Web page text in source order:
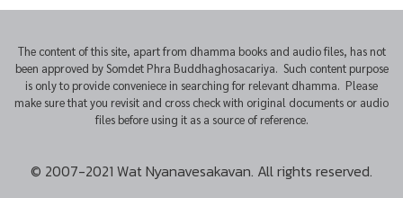
The content of this site, apart from dhamma books and audio files, has not
been approved by Somdet Phra Buddhaghosacariya. Such content purpose
is only to provide conveniece in searching for relevant dhamma. Please
make sure that you revisit and cross check with original documents or audio
files before using it as a source of reference.
© 2007-2021 Wat Nyanavesakavan. All rights reserved.